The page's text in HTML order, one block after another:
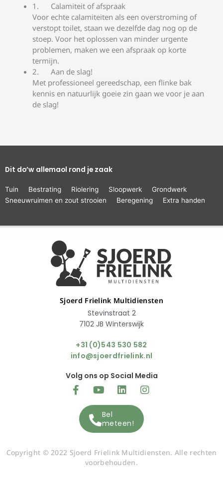
Calamiteit of afspraak
Voor echte calamiteiten als een overstroming of
verstopt toilet, staan we dezelfde dag nog op de
stoep. Voor het oplossen van minder urgente
problemen, maken we een afspraak op korte
termijn.
Aan de slag!
Met professioneel gereedschap, een flinke bak
kennis en natuurlijk goeie zin gaan we voor je aan
de slag!
Dit do’w allemaol rond je zaak
Tuin Bestrating Riolering Sloopwerk
Grondwerk
Sneeuwruimen en zout strooien
Beregening Extra handen
Sjoerd Frielink Multidiensten
Stevinstraat 2
7102 JB Winterswijk
+31 (0)543 530 582
info@sjoerdfrielink.nl
Volg ons op Social Media
Bel
meteen!
Copyright © 2022 Sjoerd Frielink Multidiensten. Alle rechten
voorbehouden.